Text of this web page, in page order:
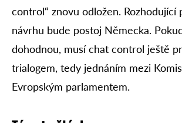
control“ znovu odložen. Rozhodující
návrhu bude postoj Německa.
dohodnou, musí chat control ještě
trialogem, tedy jednáním mezi
Evropským parlamentem.